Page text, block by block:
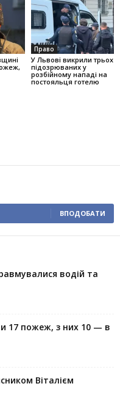
Право
У Львові викрили трьох
підозрюваних у
розбійному нападі на
постояльця готелю
ВПОДОБАТИ
водій та
17 пожеж, з них 10 — в
Віталієм